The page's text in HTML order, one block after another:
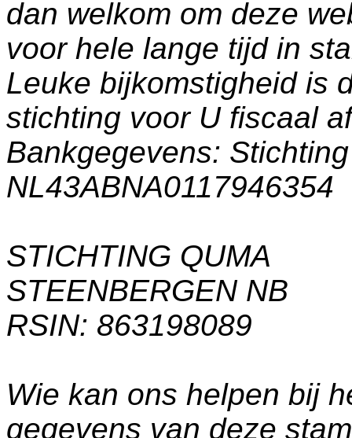
dan welkom om deze
voor hele lange tijd in
Leuke bijkomstigheid is
stichting voor U fiscaal
Bankgegevens:
NL43ABNA0117946354
STICHTING QUMA
STEENBERGEN NB
RSIN: 863198089
Wie kan ons helpen bij
gegevens van deze